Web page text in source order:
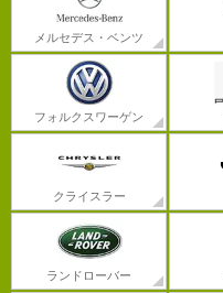
メルセデス・ベンツ
フォルクスワーゲン
クライスラー
ランドローバー